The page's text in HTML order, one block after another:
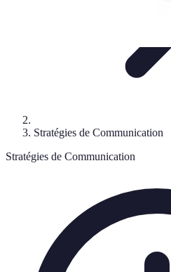
Stratégies de Communication
Stratégies de Communication